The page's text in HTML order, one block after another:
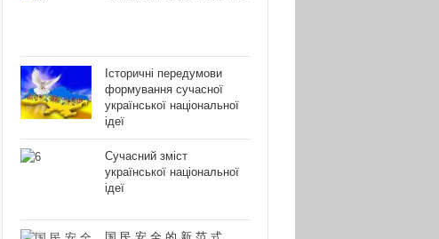
Історичні передумови
формування сучасної
української національної
ідеї
Сучасний зміст
української національної
ідеї